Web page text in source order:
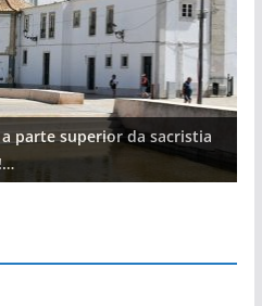
parte superior da sacristia